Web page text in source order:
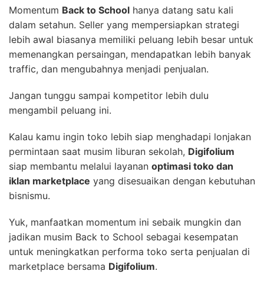
Momentum Back to School hanya datang satu kali
dalam setahun. Seller yang mempersiapkan strategi
lebih awal biasanya memiliki peluang lebih besar untuk
memenangkan persaingan, mendapatkan lebih banyak
traffic, dan mengubahnya menjadi penjualan.
Jangan tunggu sampai kompetitor lebih dulu
mengambil peluang ini.
Kalau kamu ingin toko lebih siap menghadapi lonjakan
permintaan saat musim liburan sekolah, Digifolium
siap membantu melalui layanan optimasi toko dan
iklan marketplace yang disesuaikan dengan kebutuhan
bisnismu.
Yuk, manfaatkan momentum ini sebaik mungkin dan
jadikan musim Back to School sebagai kesempatan
untuk meningkatkan performa toko serta penjualan di
marketplace bersama Digifolium.